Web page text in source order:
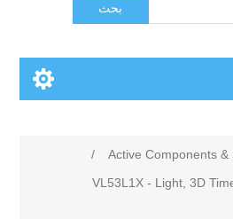
بحث
Active Components &
/
VL53L1X - Light, 3D